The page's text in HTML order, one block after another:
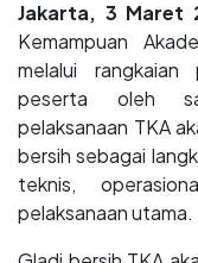
Jakarta, 3 Maret
Kemampuan
melalui
peserta oleh
pelaksanaan TKA
bersih sebagai
teknis,
pelaksanaan utama.